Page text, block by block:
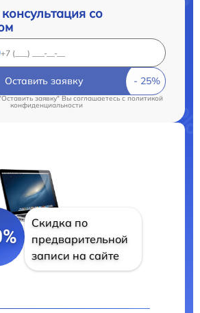
со
Оставить заявку
заявку" Вы соглашаетесь cполитикой
конфиденциальности
Скидка по
предварительной
записи на сайте